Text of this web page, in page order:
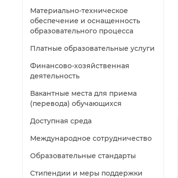
Материально-техническое
обеспечение и оснащенность
образовательного процесса
Платные образовательные услуги
Финансово-хозяйственная
деятельность
Вакантные места для приема
(перевода) обучающихся
Доступная среда
Международное сотрудничество
Образовательные стандарты
Стипендии и меры поддержки